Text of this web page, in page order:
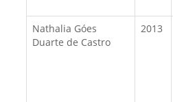
Nathalia Góes
Duarte de Castro
2013